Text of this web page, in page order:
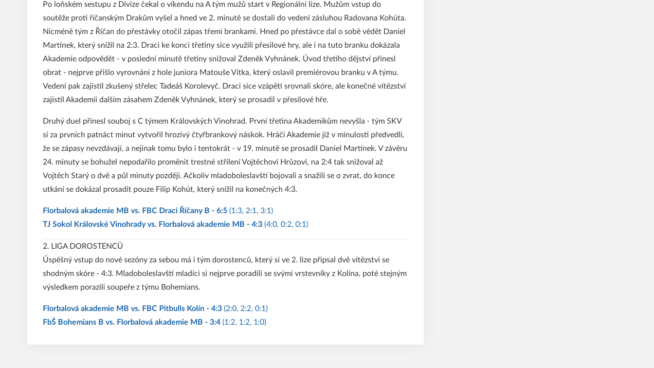
Po loňském sestupu z Divize čekal o víkendu na A tým mužů start v Regionální lize. Mužům vstup do
soutěže proti říčanským Drakům vyšel a hned ve 2. minutě se dostali do vedení zásluhou Radovana Kohúta.
Nicméně tým z Říčan do přestávky otočil zápas třemi brankami. Hned po přestávce dal o sobě vědět Daniel
Martínek, který snížil na 2:3. Draci ke konci třetiny sice využili přesilové hry, ale i na tuto branku dokázala
Akademie odpovědět - v poslední minutě třetiny snižoval Zdeněk Vyhnánek. Úvod třetího dějství přinesl
obrat - nejprve přišlo vyrovnání z hole juniora Matouše Vítka, který oslavil premiérovou branku v A týmu.
Vedení pak zajistil zkušený střelec Tadeáš Korolevyč. Draci sice vzápětí srovnali skóre, ale konečné vítězství
zajistil Akademii dalším zásahem Zdeněk Vyhnánek, který se prosadil v přesilové hře.
Druhý duel přinesl souboj s C týmem Královských Vinohrad. První třetina Akademikům nevyšla - tým SKV
si za prvních patnáct minut vytvořil hrozivý čtyřbrankový náskok. Hráči Akademie již v minulosti předvedli,
že se zápasy nevzdávají, a nejinak tomu bylo i tentokrát - v 19. minutě se prosadil Daniel Martínek. V závěru
24. minuty se bohužel nepodařilo proměnit trestné střílení Vojtěchovi Hrůzovi, na 2:4 tak snižoval až
Vojtěch Starý o dvě a půl minuty později. Ačkoliv mladoboleslavští bojovali a snažili se o zvrat, do konce
utkání se dokázal prosadit pouze Filip Kohút, který snížil na konečných 4:3.
Florbalová akademie MB vs. FBC Draci Říčany B - 6:5 (1:3, 2:1, 3:1)
TJ Sokol Královské Vinohrady vs. Florbalová akademie MB - 4:3 (4:0, 0:2, 0:1)
2. LIGA DOROSTENCŮ
Úspěšný vstup do nové sezóny za sebou má i tým dorostenců, který si ve 2. lize připsal dvě vítězství se
shodným skóre - 4:3. Mladoboleslavští mladíci si nejprve poradili se svými vrstevníky z Kolína, poté stejným
výsledkem porazili soupeře z týmu Bohemians.
Florbalová akademie MB vs. FBC Pitbulls Kolín - 4:3 (2:0, 2:2, 0:1)
FbŠ Bohemians B vs. Florbalová akademie MB - 3:4 (1:2, 1:2, 1:0)